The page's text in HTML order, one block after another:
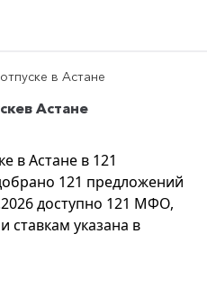
в Астане
в Астане
в Астане в 121
121 предложений
доступно 121 МФО,
указана в